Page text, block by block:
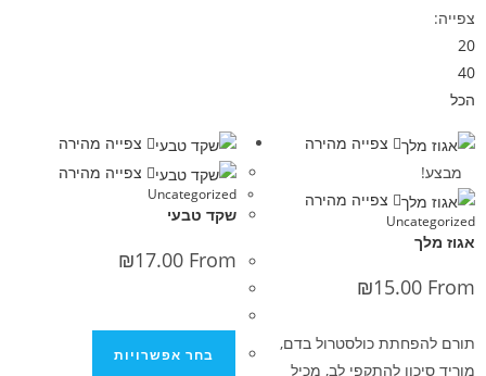
צפייה מהירה
צפייה מהירה
₪
כולסטרול בדם,
להתקפי לב, מכיל
צפייה מהירה
צפייה מהירה
Uncategorized
שקד טבעי
₪17.00
בחר אפשרויות